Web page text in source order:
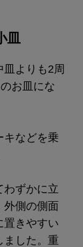
皿
よりも2周
お皿にな
キなどを乗
わずかに立
外側の側面
置きやすい
ました。重